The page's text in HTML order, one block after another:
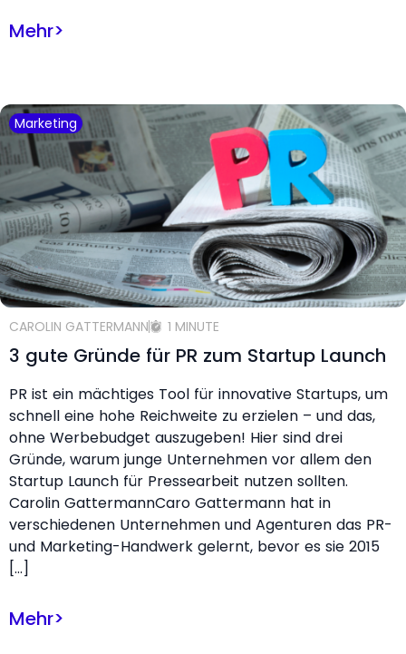
Mehr>
Marketing
CAROLIN GATTERMANN 1 MINUTE
3 gute Gründe für PR zum Startup Launch
PR ist ein mächtiges Tool für innovative Startups, um
schnell eine hohe Reichweite zu erzielen – und das,
ohne Werbebudget auszugeben! Hier sind drei
Gründe, warum junge Unternehmen vor allem den
Startup Launch für Pressearbeit nutzen sollten.
Carolin GattermannCaro Gattermann hat in
verschiedenen Unternehmen und Agenturen das PR-
und Marketing-Handwerk gelernt, bevor es sie 2015
[…]
Mehr>